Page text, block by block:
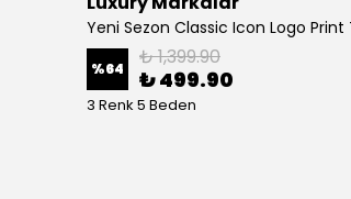
%64 ₺ 1,399.90
₺ 499.90
3 Renk 5 Beden